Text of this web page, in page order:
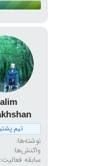
تیم
نوشته‌ها
واکنش‌ها
سابقه فعالیت: